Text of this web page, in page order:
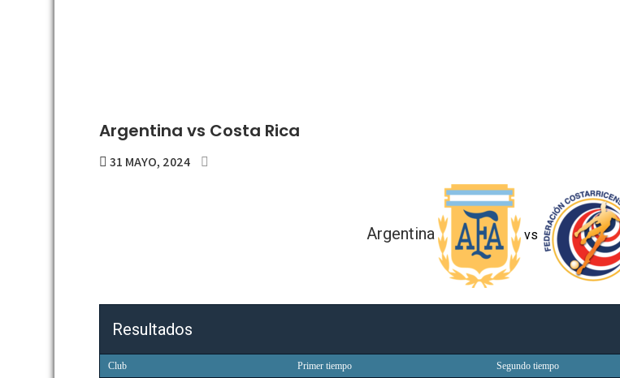
Argentina vs Costa Rica
31 MAYO, 2024
Argentina vs
Resultados
Club Primer tiempo Segundo tiempo